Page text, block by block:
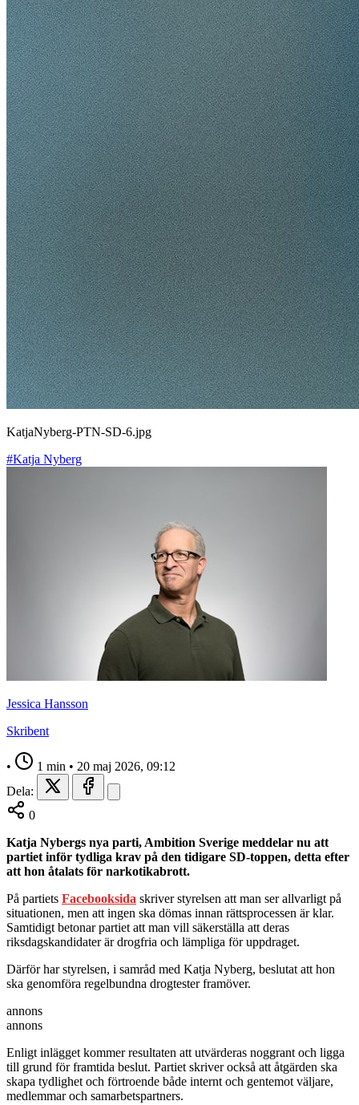
KatjaNyberg-PTN-SD-6.jpg
#Katja Nyberg
Jessica Hansson
Skribent
• 1 min • 20 maj 2026, 09:12
Dela:
0
Katja Nybergs nya parti, Ambition Sverige meddelar nu att
partiet inför tydliga krav på den tidigare SD-toppen, detta efter
att hon åtalats för narkotikabrott.
På partiets Facebooksida skriver styrelsen att man ser allvarligt på
situationen, men att ingen ska dömas innan rättsprocessen är klar.
Samtidigt betonar partiet att man vill säkerställa att deras
riksdagskandidater är drogfria och lämpliga för uppdraget.
Därför har styrelsen, i samråd med Katja Nyberg, beslutat att hon
ska genomföra regelbundna drogtester framöver.
annons
annons
Enligt inlägget kommer resultaten att utvärderas noggrant och ligga
till grund för framtida beslut. Partiet skriver också att åtgärden ska
skapa tydlighet och förtroende både internt och gentemot väljare,
medlemmar och samarbetspartners.